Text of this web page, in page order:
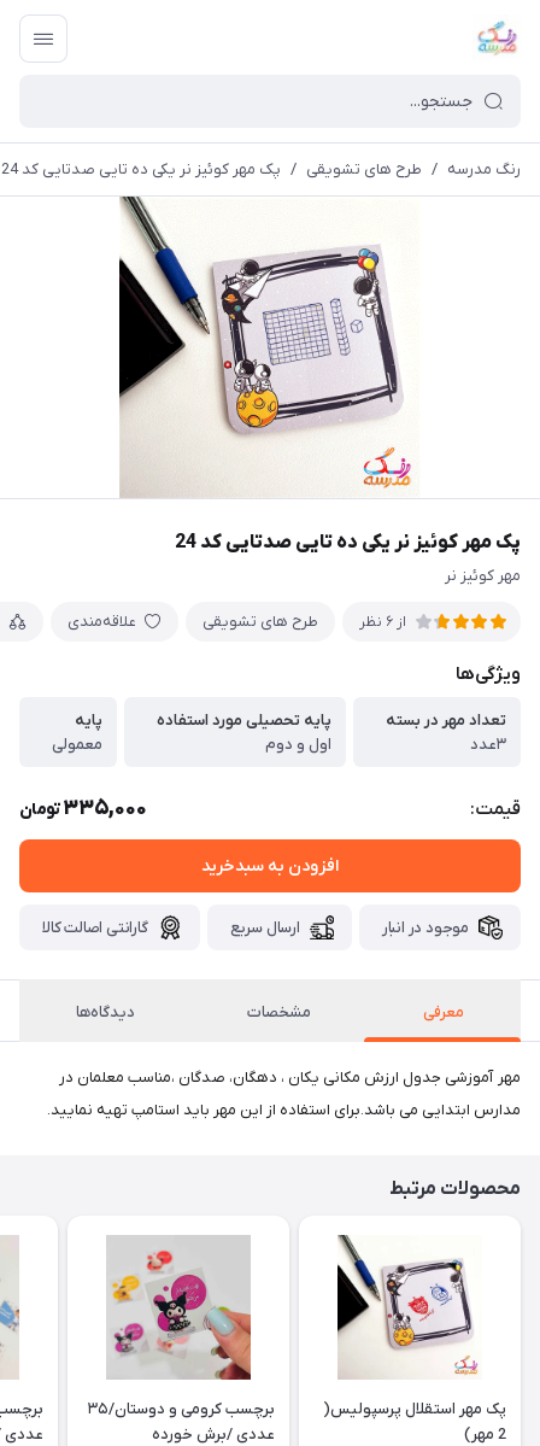
رنگ مدرسه / طرح های تشویقی / پک مهر کوئیز نر یکی ده تایی صدتایی کد 24
پک مهر کوئیز نر یکی ده تایی صدتایی کد 24
مهر کوئیز نر
از 6 نظر طرح های تشویقی علاقه‌مندی
ویژگی‌ها
تعداد مهر در بسته
۳عدد
پایه تحصیلی مورد استفاده
اول و دوم
پایه
معمولی
قیمت: 335,000تومان
افزودن به سبدخرید
موجود در انبار ارسال سریع گارانتی اصالت کالا
معرفی مشخصات دیدگاه‌ها
مهر آموزشی جدول ارزش مکانی یکان ، دهگان، صدگان ،مناسب معلمان در
مدارس ابتدایی می باشد.برای استفاده از این مهر باید استامپ تهیه نمایید.
محصولات مرتبط
پک مهر استقلال پرسپولیس(
2 مهر)
برچسب کرومی و دوستان/۳۵
عددی /برش خورده
عددی